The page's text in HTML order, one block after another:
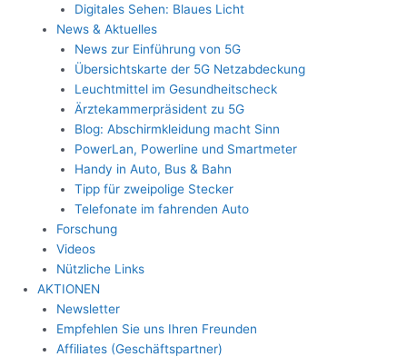
Digitales Sehen: Blaues Licht
News & Aktuelles
News zur Einführung von 5G
Übersichtskarte der 5G Netzabdeckung
Leuchtmittel im Gesundheitscheck
Ärztekammerpräsident zu 5G
Blog: Abschirmkleidung macht Sinn
PowerLan, Powerline und Smartmeter
Handy in Auto, Bus & Bahn
Tipp für zweipolige Stecker
Telefonate im fahrenden Auto
Forschung
Videos
Nützliche Links
AKTIONEN
Newsletter
Empfehlen Sie uns Ihren Freunden
Affiliates (Geschäftspartner)